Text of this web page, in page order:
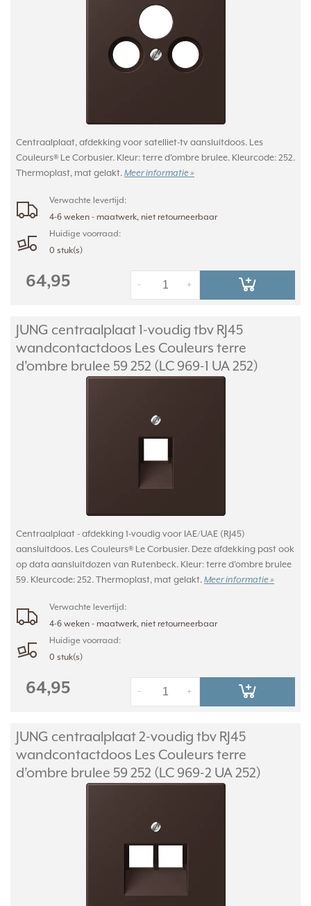
Centraalplaat, afdekking voor satelliet-tv aansluitdoos. Les
Couleurs® Le Corbusier. Kleur: terre d'ombre brulee. Kleurcode: 252.
Thermoplast, mat gelakt. Meer informatie »
Verwachte levertijd:
4-6 weken - maatwerk, niet retourneerbaar
Huidige voorraad:
0 stuk(s)
64,95 +
-
JUNG centraalplaat 1-voudig tbv RJ45
wandcontactdoos Les Couleurs terre
d'ombre brulee 59 252 (LC 969-1 UA 252)
Centraalplaat - afdekking 1-voudig voor IAE/UAE (RJ45)
aansluitdoos. Les Couleurs® Le Corbusier. Deze afdekking past ook
op data aansluitdozen van Rutenbeck. Kleur: terre d'ombre brulee
59. Kleurcode: 252. Thermoplast, mat gelakt. Meer informatie »
Verwachte levertijd:
4-6 weken - maatwerk, niet retourneerbaar
Huidige voorraad:
0 stuk(s)
64,95 +
-
JUNG centraalplaat 2-voudig tbv RJ45
wandcontactdoos Les Couleurs terre
d'ombre brulee 59 252 (LC 969-2 UA 252)